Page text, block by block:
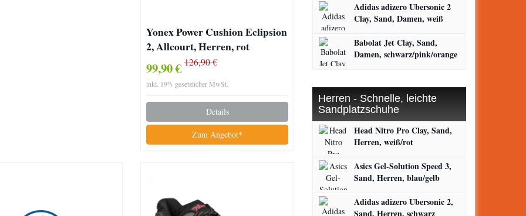
Yonex Power Cushion Eclipsion
2, Allcourt, Herren, rot
99,90 € 126,90 €
inkl. 19% gesetzlicher MwSt.
Details
Zum Angebot*
Adidas adizero Ubersonic 2
Clay, Sand, Damen, weiß
Babolat Jet Clay, Sand,
Damen, schwarz/pink/orange
Herren - Schnelle, leichte
Sandplatzschuhe
Head Nitro Pro Clay, Sand,
Herren, weiß/rot
Asics Gel-Solution Speed 3,
Sand, Herren, blau/gelb
Adidas adizero Ubersonic 2,
Sand, Herren, schwarz